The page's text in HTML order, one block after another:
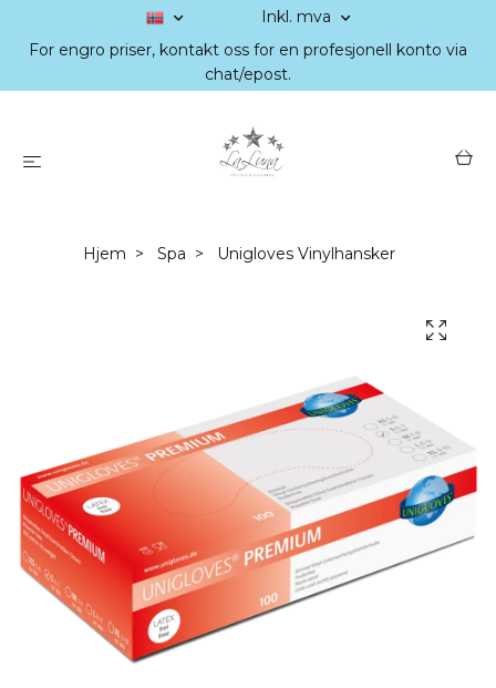
Inkl. mva
For engro priser, kontakt oss for en profesjonell konto via
chat/epost.
Hjem Spa Unigloves Vinylhansker